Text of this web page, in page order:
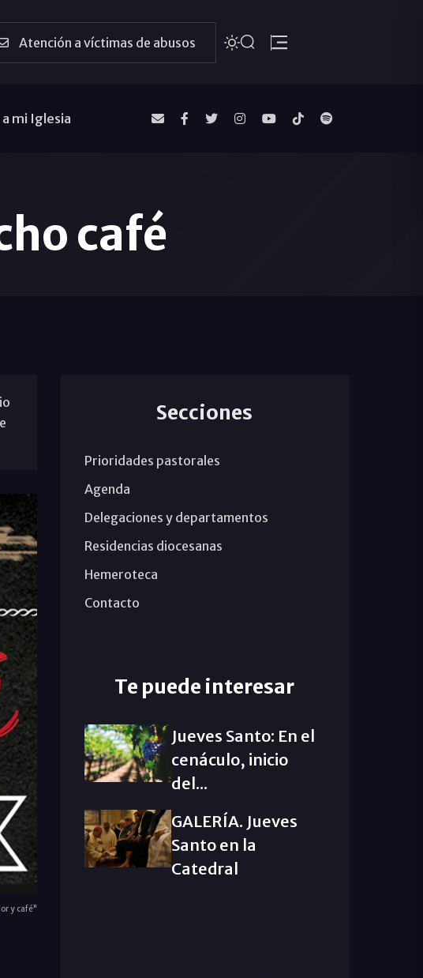
Atención a víctimas de abusos
a mi Iglesia
café
y café"
Secciones
Prioridades pastorales
Agenda
Delegaciones y departamentos
Residencias diocesanas
Hemeroteca
Contacto
Te puede interesar
Jueves Santo: En el
cenáculo, inicio
del...
GALERÍA. Jueves
Santo en la
Catedral